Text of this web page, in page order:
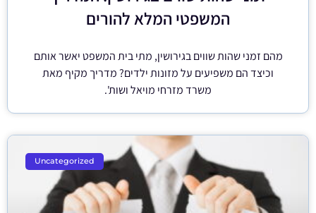
המשפטי המלא להורים
מהם זמני שהות שווים בגירושין, מתי בית המשפט יאשר אותם
וכיצד הם משפיעים על מזונות ילדים? מדריך מקיף מאת
משרד מזרחי מויאל ושות'.
Uncategorized